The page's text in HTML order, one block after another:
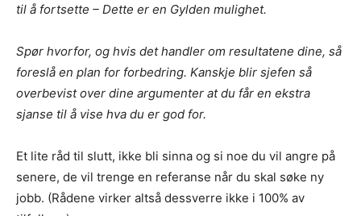
til å fortsette – Dette er en Gylden mulighet.
Spør hvorfor, og hvis det handler om resultatene dine, så
foreslå en plan for forbedring. Kanskje blir sjefen så
overbevist over dine argumenter at du får en ekstra
sjanse til å vise hva du er god for.
Et lite råd til slutt, ikke bli sinna og si noe du vil angre på
senere, de vil trenge en referanse når du skal søke ny
jobb. (Rådene virker altså dessverre ikke i 100% av